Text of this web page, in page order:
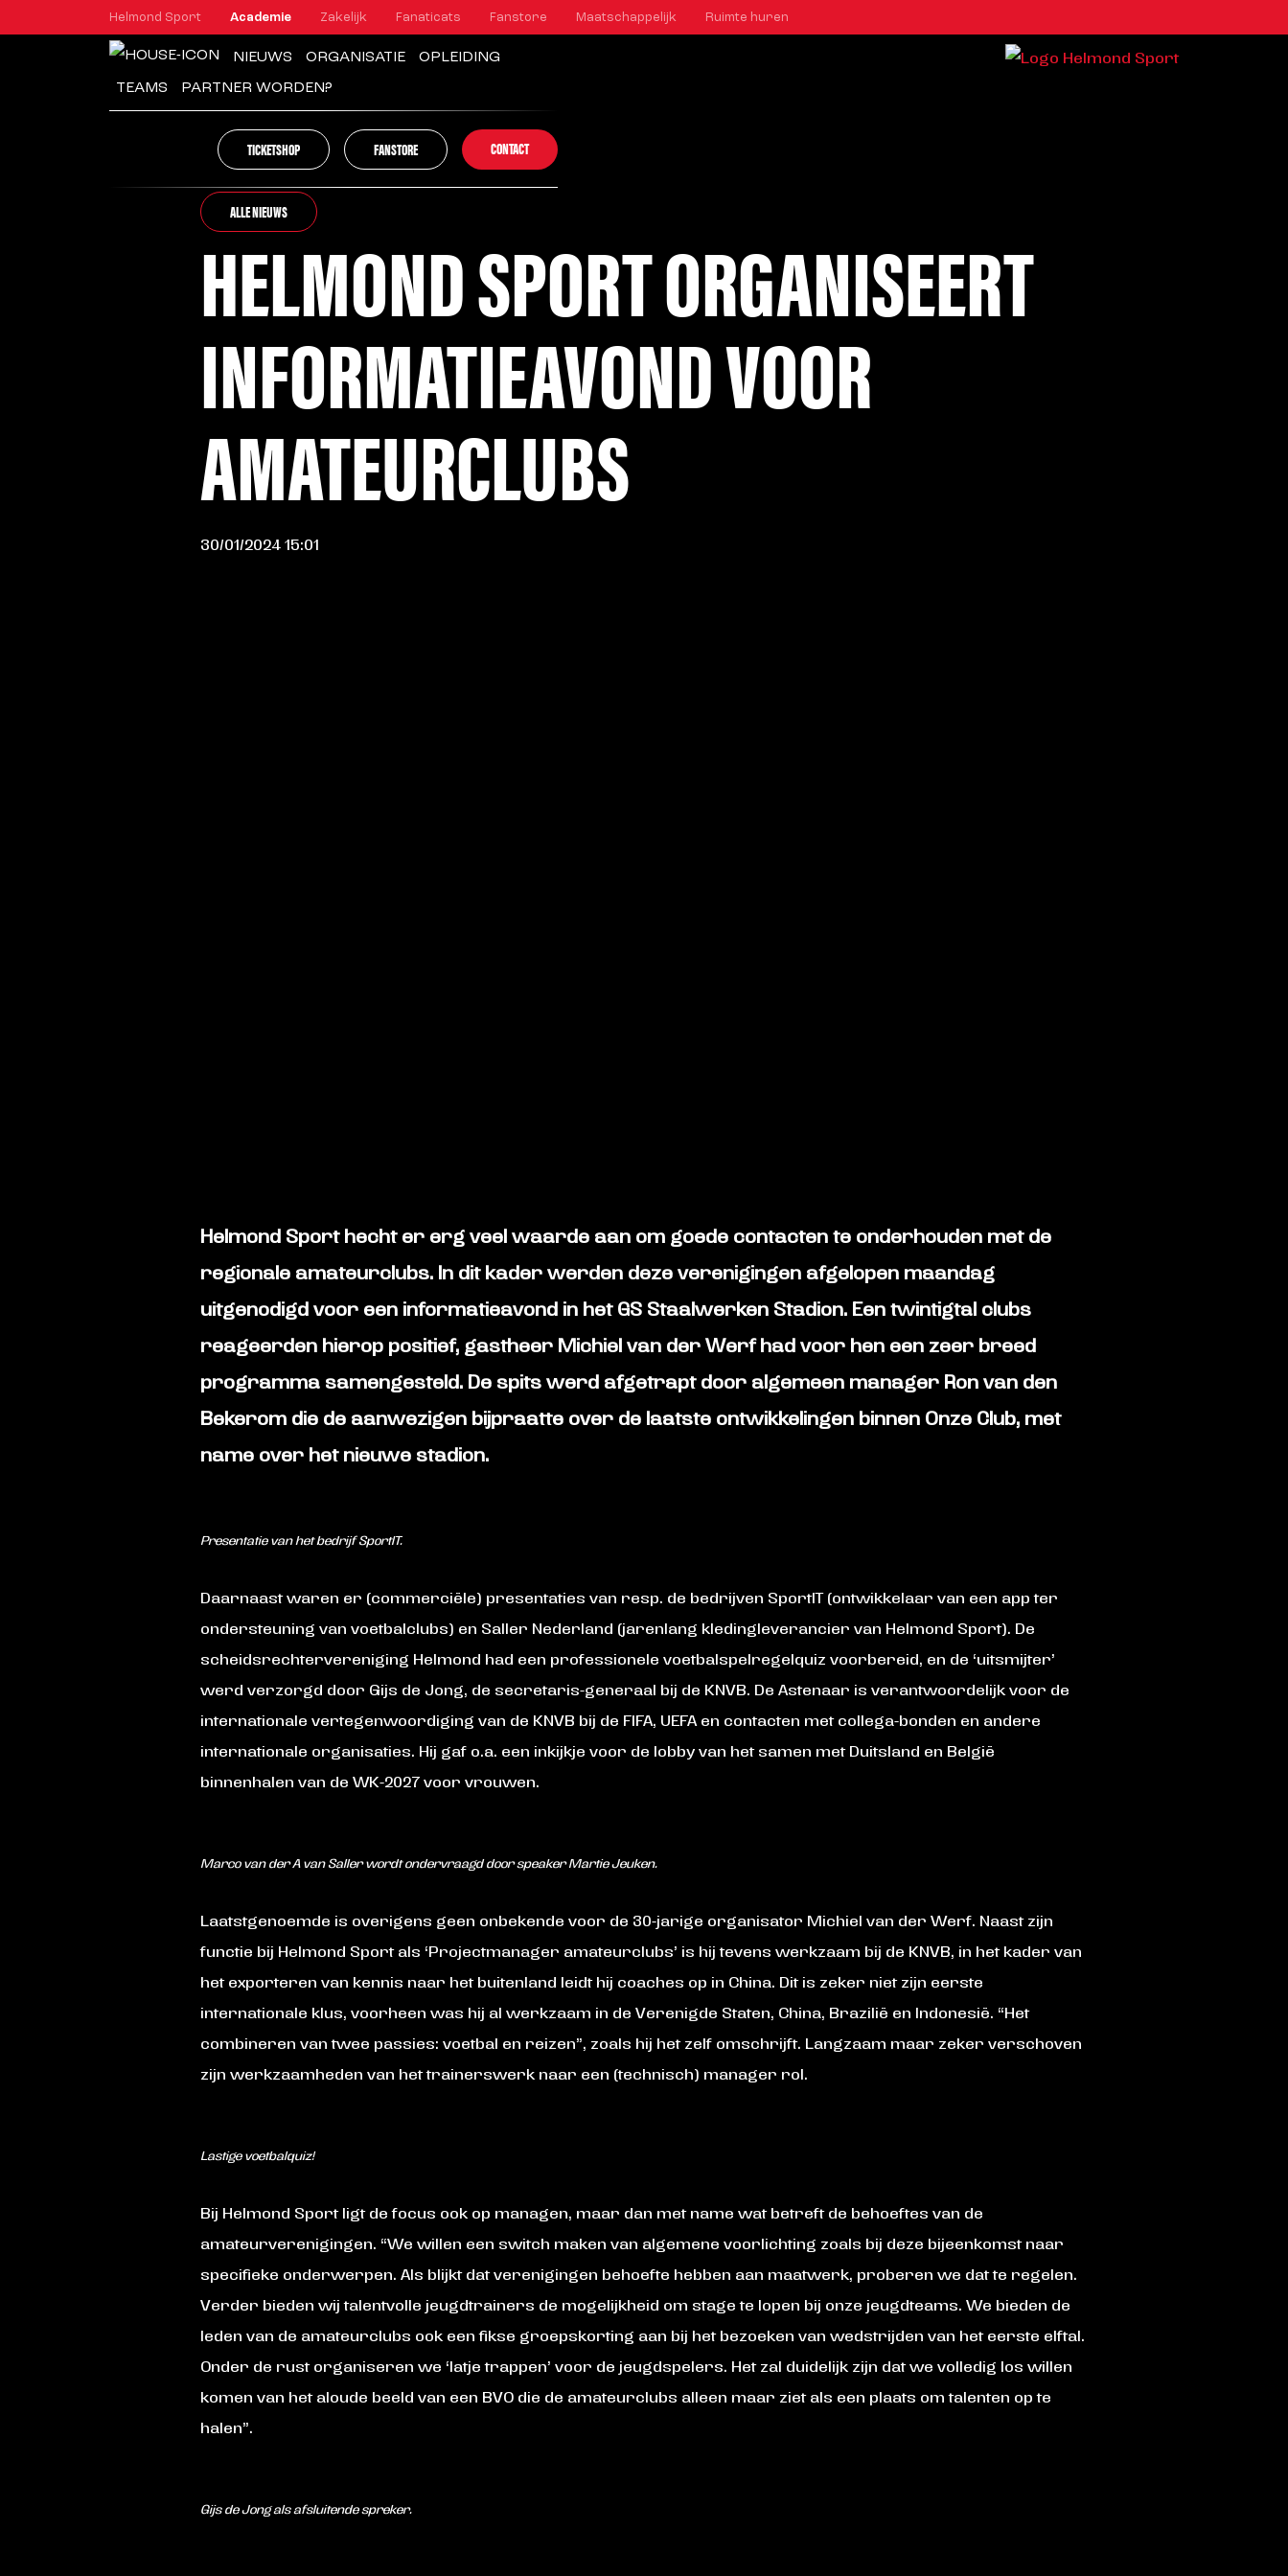
Helmond Sport Academie Zakelijk Fanaticats Fanstore Maatschappelijk Ruimte huren
NIEUWS ORGANISATIE
OPLEIDING
TEAMS
PARTNER WORDEN?
TICKETSHOP FANSTORE CONTACT
ALLE NIEUWS
HELMOND SPORT ORGANISEERT
INFORMATIEAVOND VOOR
AMATEURCLUBS
30/01/2024 15:01
Helmond Sport hecht er erg veel waarde aan om goede contacten te onderhouden met de
regionale amateurclubs. In dit kader werden deze verenigingen afgelopen maandag
uitgenodigd voor een informatieavond in het GS Staalwerken Stadion. Een twintigtal clubs
reageerden hierop positief, gastheer Michiel van der Werf had voor hen een zeer breed
programma samengesteld. De spits werd afgetrapt door algemeen manager Ron van den
Bekerom die de aanwezigen bijpraatte over de laatste ontwikkelingen binnen Onze Club, met
name over het nieuwe stadion.
Presentatie van het bedrijf SportIT.
Daarnaast waren er (commerciële) presentaties van resp. de bedrijven SportIT (ontwikkelaar van een app ter
ondersteuning van voetbalclubs) en Saller Nederland (jarenlang kledingleverancier van Helmond Sport). De
scheidsrechtervereniging Helmond had een professionele voetbalspelregelquiz voorbereid, en de ‘uitsmijter’
werd verzorgd door Gijs de Jong, de secretaris-generaal bij de KNVB. De Astenaar is verantwoordelijk voor de
internationale vertegenwoordiging van de KNVB bij de FIFA, UEFA en contacten met collega-bonden en andere
internationale organisaties. Hij gaf o.a. een inkijkje voor de lobby van het samen met Duitsland en België
binnenhalen van de WK-2027 voor vrouwen.
Marco van der A van Saller wordt ondervraagd door speaker Martie Jeuken.
Laatstgenoemde is overigens geen onbekende voor de 30-jarige organisator Michiel van der Werf. Naast zijn
functie bij Helmond Sport als ‘Projectmanager amateurclubs’ is hij tevens werkzaam bij de KNVB, in het kader van
het exporteren van kennis naar het buitenland leidt hij coaches op in China. Dit is zeker niet zijn eerste
internationale klus, voorheen was hij al werkzaam in de Verenigde Staten, China, Brazilië en Indonesië. “Het
combineren van twee passies: voetbal en reizen”, zoals hij het zelf omschrijft. Langzaam maar zeker verschoven
zijn werkzaamheden van het trainerswerk naar een (technisch) manager rol.
Lastige voetbalquiz!
Bij Helmond Sport ligt de focus ook op managen, maar dan met name wat betreft de behoeftes van de
amateurverenigingen. “We willen een switch maken van algemene voorlichting zoals bij deze bijeenkomst naar
specifieke onderwerpen. Als blijkt dat verenigingen behoefte hebben aan maatwerk, proberen we dat te regelen.
Verder bieden wij talentvolle jeugdtrainers de mogelijkheid om stage te lopen bij onze jeugdteams. We bieden de
leden van de amateurclubs ook een fikse groepskorting aan bij het bezoeken van wedstrijden van het eerste elftal.
Onder de rust organiseren we ‘latje trappen’ voor de jeugdspelers. Het zal duidelijk zijn dat we volledig los willen
komen van het aloude beeld van een BVO die de amateurclubs alleen maar ziet als een plaats om talenten op te
halen”.
Gijs de Jong als afsluitende spreker.